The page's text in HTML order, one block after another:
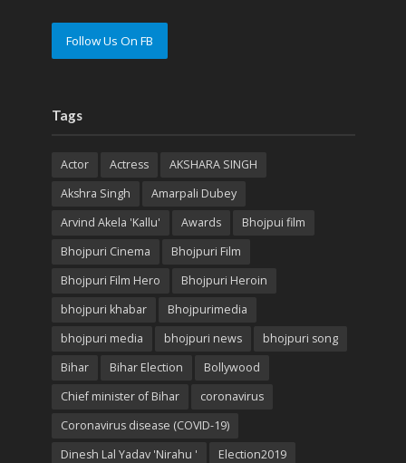
Follow Us On FB
Tags
Actor Actress
AKSHARA SINGH
Akshra Singh
Amarpali Dubey
Arvind Akela 'Kallu'
Awards
Bhojpui film
Bhojpuri Cinema
Bhojpuri Film
Bhojpuri Film Hero
Bhojpuri Heroin
bhojpuri khabar
Bhojpurimedia
bhojpuri media
bhojpuri news
bhojpuri song
Bihar
Bihar Election
Bollywood
Chief minister of Bihar
coronavirus
Coronavirus disease (COVID-19)
Dinesh Lal Yadav 'Nirahu '
Election2019